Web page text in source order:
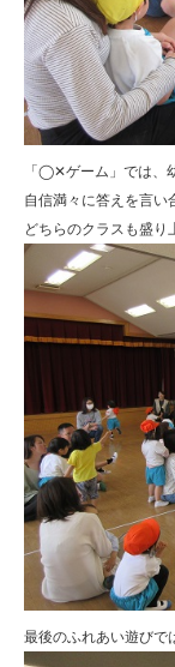
「◯✕ゲーム」では、
自信満々に答えを言い
どちらのクラスも盛り
最後のふれあい遊びで